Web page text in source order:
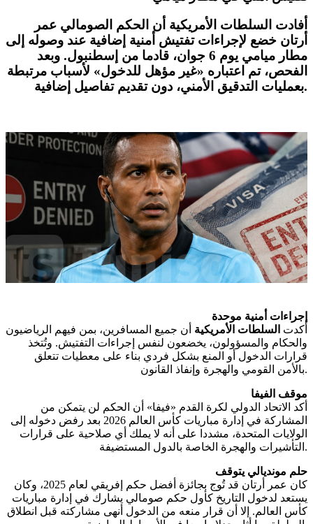
أفادت السلطات الأمريكية أن الحكم الصومالي عمر
أرتان خضع لإجراءات تفتيش أمنية إضافية عند وصوله إلى
مطار ميامي يوم 6 جوان، قادما من إسطنبول. وبعد
الفحص، تم اعتباره «غير مؤهل للدخول» لأسباب مرتبطة
بعمليات التدقيق الأمني، دون تقديم تفاصيل إضافية.
إجراءات أمنية موحدة
أكدت السلطات الأمريكية أن جميع المسافرين، بمن فيهم الرياضيون
والحكام والمسؤولون، يخضعون لنفس إجراءات التفتيش. وتُتخذ
قرارات الدخول أو المنع بشكل فردي بناء على معطيات تتعلق
بالأمن القومي والهجرة وإنفاذ القانون.
موقف الفيفا
أكد الاتحاد الدولي لكرة القدم «فيفا» أن الحكم لن يتمكن من
المشاركة في إدارة مباريات كأس العالم 2026 بعد رفض دخوله إلى
الولايات المتحدة، مشددا على أنه لا يملك أي صلاحية على قرارات
التأشيرات والهجرة الخاصة بالدول المستضيفة.
حلم مونديالي يتوقف
كان عمر أرتان قد تُوج بجائزة أفضل حكم إفريقي لعام 2025، وكان
يستعد لدخول التاريخ كأول حكم صومالي يشارك في إدارة مباريات
كأس العالم. إلا أن قرار منعه من الدخول أنهى مشاركته قبل انطلاق